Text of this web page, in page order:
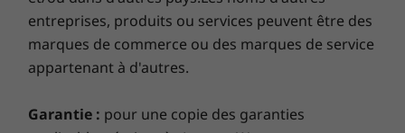
13 pieds/4 mètres. Passez à l’écran tactile en
option et libérez toute la puissance de
Windows 10 pour glisser, pincer et passer à
travers les applications, les fenêtres et plus
entreprises, produits ou services peuvent être des
marques de commerce ou des marques de service
appartenant à d'autres.
Garantie : pour une copie des garanties